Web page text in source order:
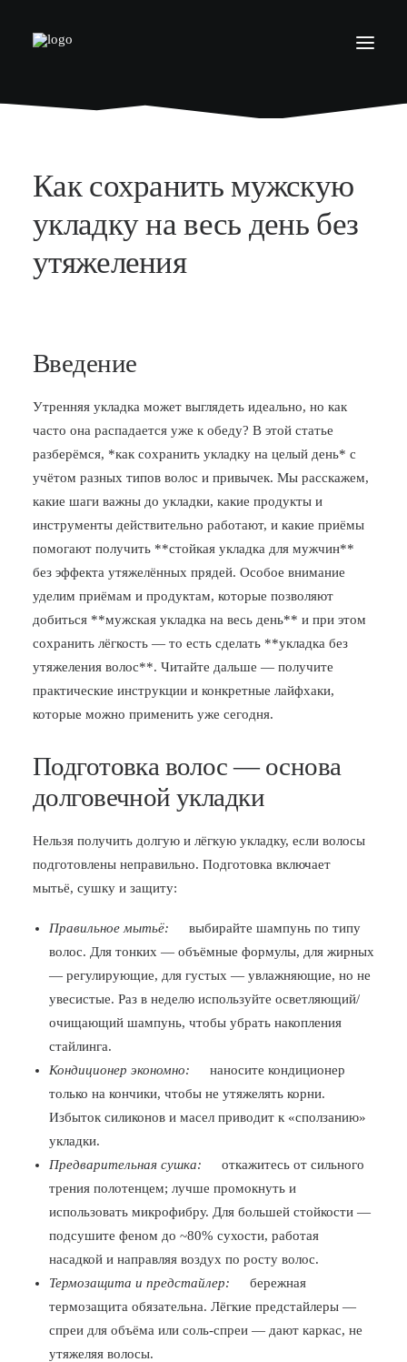
СЕРТИФИКАТЫ
КОСМЕТИКА
КОНТАКТЫ
МОДЕЛЯМ
ФРАНШИЗА
БЛОГ
ПОЖАЛОВАТЬСЯ
Как сохранить мужскую
укладку на весь день без
утяжеления
Введение
Утренняя укладка может выглядеть идеально, но как
часто она распадается уже к обеду? В этой статье
разберёмся, *как сохранить укладку на целый день* с
учётом разных типов волос и привычек. Мы расскажем,
какие шаги важны до укладки, какие продукты и
инструменты действительно работают, и какие приёмы
помогают получить **стойкая укладка для мужчин**
без эффекта утяжелённых прядей. Особое внимание
уделим приёмам и продуктам, которые позволяют
добиться **мужская укладка на весь день** и при этом
сохранить лёгкость — то есть сделать **укладка без
утяжеления волос**. Читайте дальше — получите
практические инструкции и конкретные лайфхаки,
которые можно применить уже сегодня.
Подготовка волос — основа
долговечной укладки
Нельзя получить долгую и лёгкую укладку, если волосы
подготовлены неправильно. Подготовка включает
мытьё, сушку и защиту:
Правильное мытьё:
выбирайте шампунь по типу
волос. Для тонких — объёмные формулы, для жирных
— регулирующие, для густых — увлажняющие, но не
увесистые. Раз в неделю используйте осветляющий/
очищающий шампунь, чтобы убрать накопления
стайлинга.
Кондиционер экономно:
наносите кондиционер
только на кончики, чтобы не утяжелять корни.
Избыток силиконов и масел приводит к «сползанию»
укладки.
Предварительная сушка:
откажитесь от сильного
трения полотенцем; лучше промокнуть и
использовать микрофибру. Для большей стойкости —
подсушите феном до ~80% сухости, работая
насадкой и направляя воздух по росту волос.
Термозащита и предстайлер:
бережная
термозащита обязательна. Лёгкие предстайлеры —
спреи для объёма или соль-спреи — дают каркас, не
утяжеляя волосы.